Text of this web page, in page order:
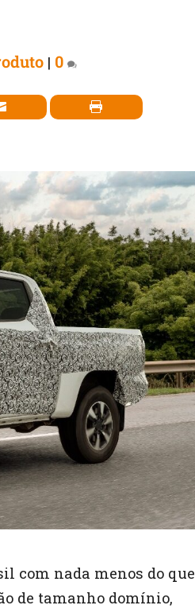
| 0
com nada menos do que
de tamanho domínio,